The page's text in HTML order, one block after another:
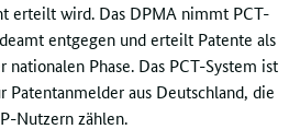
erteilt wird. Das DPMA nimmt PCT-
entgegen und erteilt Patente als
nationalen Phase. Das PCT-System ist
Patentanmelder aus Deutschland, die
Nutzern zählen.